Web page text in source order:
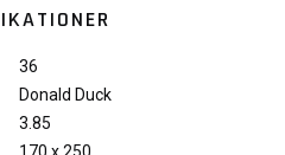
36
Donald Duck
3.85